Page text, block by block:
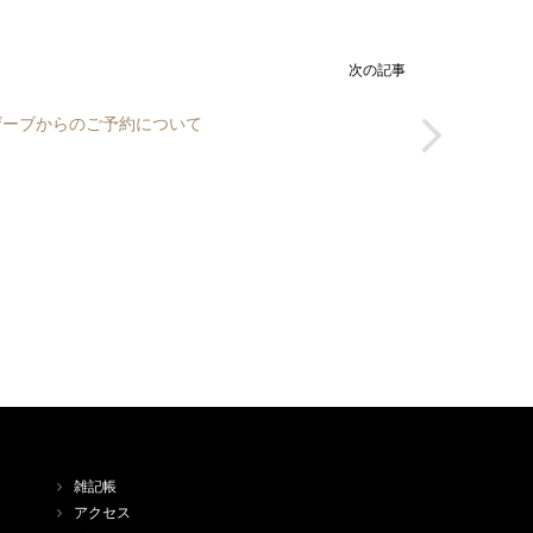
次の記事
ブからのご予約について
雑記帳
アクセス